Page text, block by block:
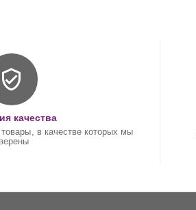
качества
в качестве которых мы